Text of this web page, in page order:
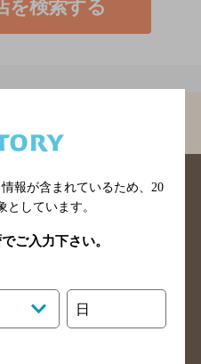
を検索する
宮城県のバー検索
山形県のバー検索
報が含まれているため、 20
としています。
ご入力下さい。
日